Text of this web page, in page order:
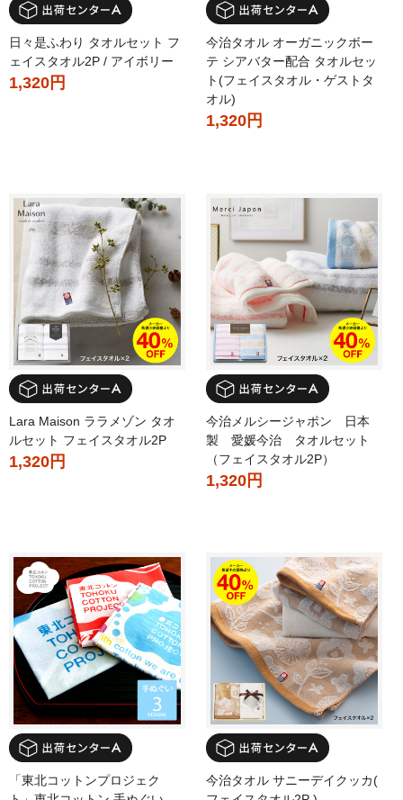
日々是ふわり タオルセット フ
ェイスタオル2P / アイボリー
1,320円
今治タオル オーガニックボー
テ シアバター配合 タオルセッ
ト(フェイスタオル・ゲストタ
オル)
1,320円
Lara Maison ララメゾン タオ
ルセット フェイスタオル2P
1,320円
今治メルシージャポン 日本
製 愛媛今治 タオルセット
（フェイスタオル2P）
1,320円
「東北コットンプロジェク
今治タオル サニーデイクッカ(